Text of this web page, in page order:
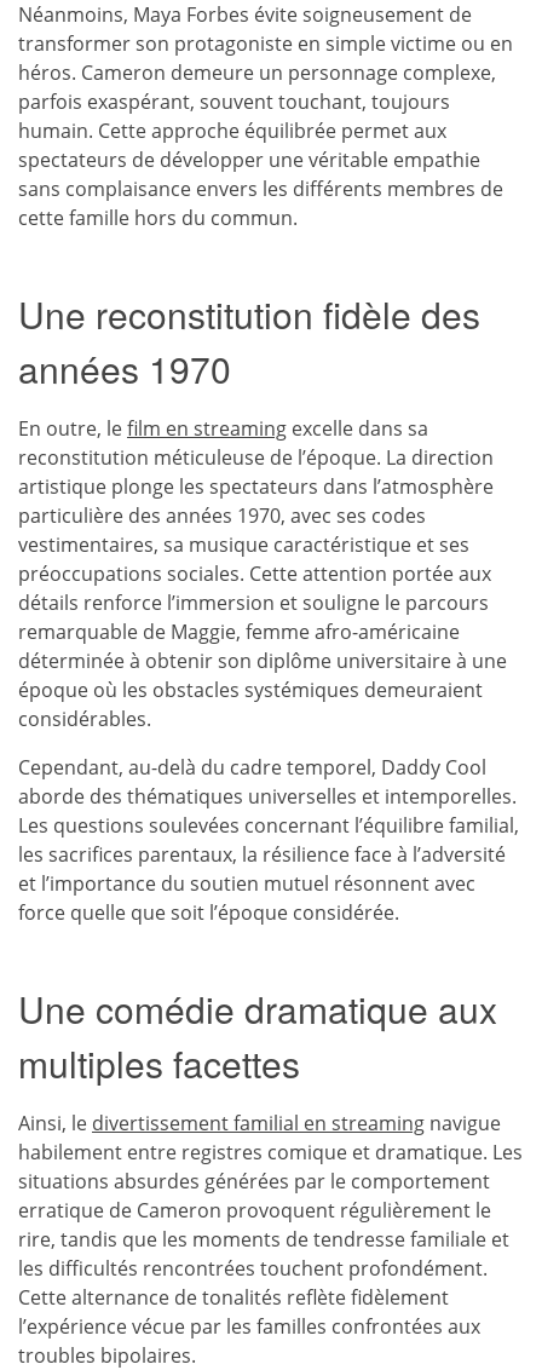
Néanmoins, Maya Forbes évite soigneusement de
transformer son protagoniste en simple victime ou en
héros. Cameron demeure un personnage complexe,
parfois exaspérant, souvent touchant, toujours
humain. Cette approche équilibrée permet aux
spectateurs de développer une véritable empathie
sans complaisance envers les différents membres de
cette famille hors du commun.
Une reconstitution fidèle des
années 1970
En outre, lefilm en streaming excelle dans sa
reconstitution méticuleuse de l’époque. La direction
artistique plonge les spectateurs dans l’atmosphère
particulière des années 1970, avec ses codes
vestimentaires, sa musique caractéristique et ses
préoccupations sociales. Cette attention portée aux
détails renforce l’immersion et souligne le parcours
remarquable de Maggie, femme afro-américaine
déterminée à obtenir son diplôme universitaire à une
époque où les obstacles systémiques demeuraient
considérables.
Cependant, au-delà du cadre temporel, Daddy Cool
aborde des thématiques universelles et intemporelles.
Les questions soulevées concernant l’équilibre familial,
les sacrifices parentaux, la résilience face à l’adversité
et l’importance du soutien mutuel résonnent avec
force quelle que soit l’époque considérée.
Une comédie dramatique aux
multiples facettes
Ainsi, le divertissement familial en streaming navigue
habilement entre registres comique et dramatique. Les
situations absurdes générées par le comportement
erratique de Cameron provoquent régulièrement le
rire, tandis que les moments de tendresse familiale et
les difficultés rencontrées touchent profondément.
Cette alternance de tonalités reflète fidèlement
l’expérience vécue par les familles confrontées aux
troubles bipolaires.